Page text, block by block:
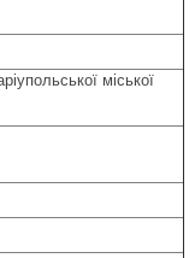
міської